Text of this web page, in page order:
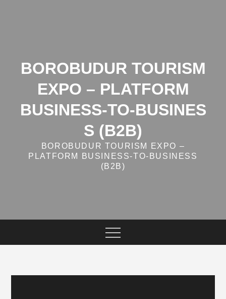
BOROBUDUR TOURISM
EXPO – PLATFORM
BUSINESS‑TO‑BUSINES
S (B2B)
BOROBUDUR TOURISM EXPO –
PLATFORM BUSINESS‑TO‑BUSINESS
(B2B)